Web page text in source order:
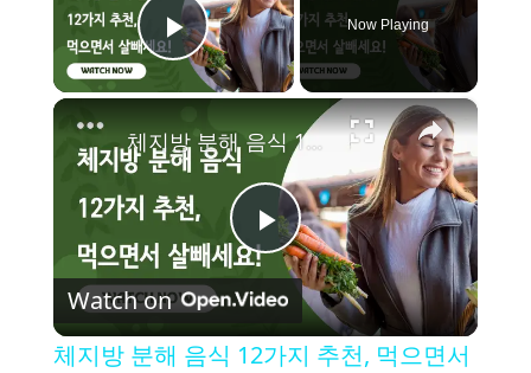
Play Video
Now Playing
×
P
l
체지방 분해 음식 12가지 추천, 먹으면서 살빼세요!
Watch on
체지방 분해 음식 12가지 추천, 먹으면서